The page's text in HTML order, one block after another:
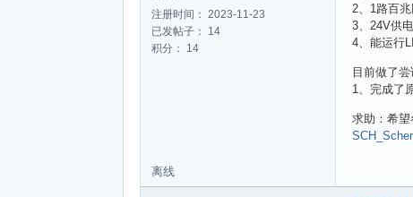
注册时间： 2023-11-23
已发帖子： 14
积分： 14
2、1路百兆
3、24V供电
4、能运行
目前做了尝
1、完成了
求助：希
离线